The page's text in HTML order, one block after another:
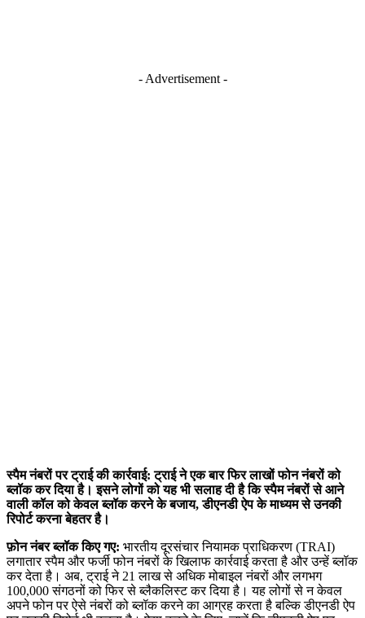
- Advertisement -
स्पैम नंबरों पर ट्राई की कार्रवाई: ट्राई ने एक बार फिर लाखों फोन नंबरों को
ब्लॉक कर दिया है। इसने लोगों को यह भी सलाह दी है कि स्पैम नंबरों से आने
वाली कॉल को केवल ब्लॉक करने के बजाय, डीएनडी ऐप के माध्यम से उनकी
रिपोर्ट करना बेहतर है।
फ़ोन नंबर ब्लॉक किए गए: भारतीय दूरसंचार नियामक प्राधिकरण (TRAI)
लगातार स्पैम और फर्जी फोन नंबरों के खिलाफ कार्रवाई करता है और उन्हें ब्लॉक
कर देता है। अब, ट्राई ने 21 लाख से अधिक मोबाइल नंबरों और लगभग
100,000 संगठनों को फिर से ब्लैकलिस्ट कर दिया है। यह लोगों से न केवल
अपने फोन पर ऐसे नंबरों को ब्लॉक करने का आग्रह करता है बल्कि डीएनडी ऐप